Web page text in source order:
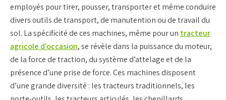
employés pour tirer, pousser, transporter et même conduire
divers outils de transport, de manutention ou de travail du
sol. La spécificité de ces machines, même pour un tracteur
agricole d’occasion, se révèle dans la puissance du moteur,
de la force de traction, du système d’attelage et de la
présence d’une prise de force. Ces machines disposent
d’une grande diversité : les tracteurs traditionnels, les